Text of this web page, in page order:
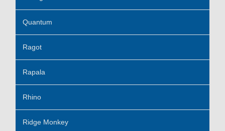
Quantum
Ragot
Rapala
Rhino
Ridge Monkey